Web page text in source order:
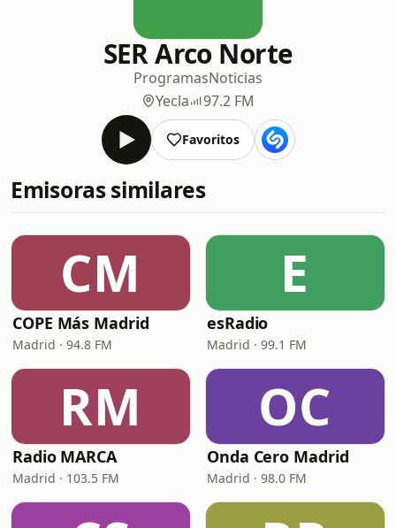
SER Arco Norte
ProgramasNoticias
Yecla
97.2 FM
Favoritos
Emisoras similares
CM
COPE Más Madrid
Madrid · 94.8 FM
E
esRadio
Madrid · 99.1 FM
RM
Radio MARCA
Madrid · 103.5 FM
OC
Onda Cero Madrid
Madrid · 98.0 FM